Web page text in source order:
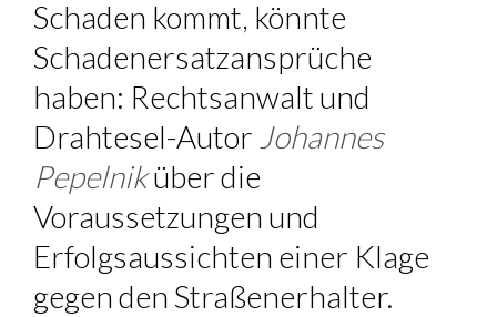
Schaden kommt, könnte
Schadenersatzansprüche
haben: Rechtsanwalt und
Drahtesel-Autor Johannes
Pepelniküber die
Voraussetzungen und
Erfolgsaussichten einer Klage
gegen den Straßenerhalter.